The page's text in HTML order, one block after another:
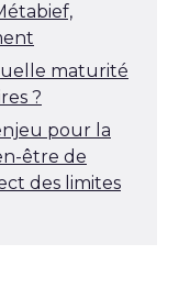
maturité
?
pour la
être de
des limites